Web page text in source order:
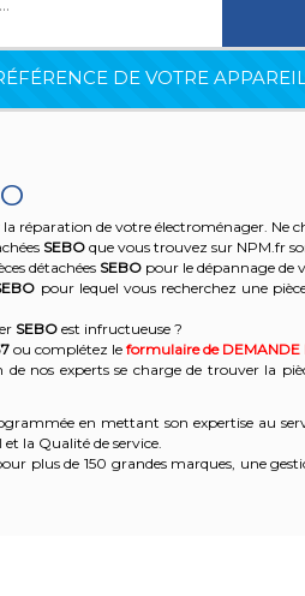
DE VOTRE
réparation de votre électroménager. Ne
SEBOque vous trouvez sur NPM.fr
détachées SEBOpour le dépannage de
pour lequel vous recherchez une
SEBOest infructueuse ?
ou complétez le formulaire de DEMANDE
nos experts se charge de trouver la
en mettant son expertise au
et la Qualité de service.
plus de 150 grandes marques, une